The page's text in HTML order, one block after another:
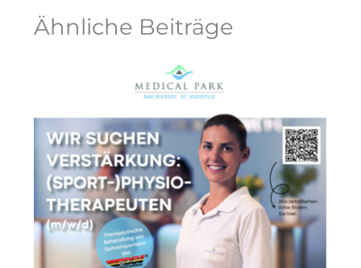
Ähnliche Beiträge